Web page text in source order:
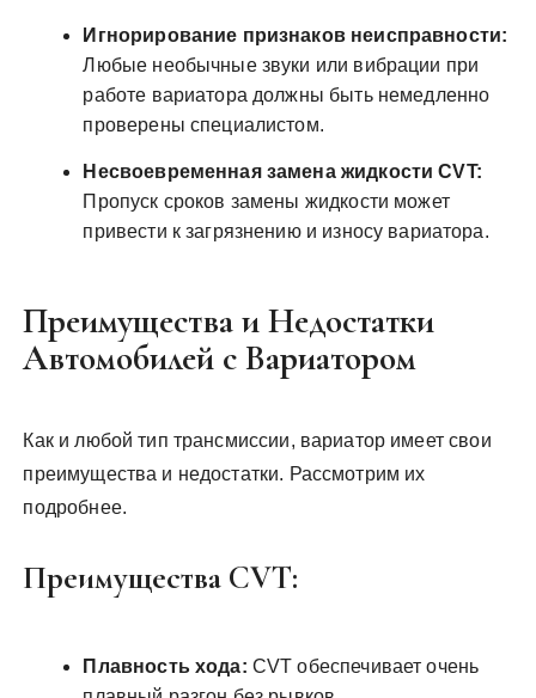
Игнорирование признаков неисправности:
Любые необычные звуки или вибрации при
работе вариатора должны быть немедленно
проверены специалистом.
Несвоевременная замена жидкости CVT:
Пропуск сроков замены жидкости может
привести к загрязнению и износу вариатора.
Преимущества и Недостатки
Автомобилей с Вариатором
Как и любой тип трансмиссии, вариатор имеет свои
преимущества и недостатки. Рассмотрим их
подробнее.
Преимущества CVT:
Плавность хода: CVT обеспечивает очень